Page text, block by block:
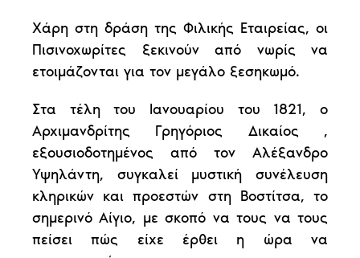
Χάρη στη δράση της Φιλικής Εταιρείας, οι
Πισινοχωρίτες ξεκινούν από νωρίς να
ετοιμάζονται για τον μεγάλο ξεσηκωμό.
Στα τέλη του Ιανουαρίου του 1821, ο
Αρχιμανδρίτης Γρηγόριος Δικαίος ,
εξουσιοδοτημένος από τον Αλέξανδρο
Υψηλάντη, συγκαλεί μυστική συνέλευση
κληρικών και προεστών στη Βοστίτσα, το
σημερινό Αίγιο, με σκοπό να τους να τους
πείσει πώς είχε έρθει η ώρα να